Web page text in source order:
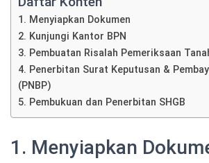
1. Menyiapkan Dokumen
2. Kunjungi Kantor BPN
3. Pembuatan Risalah Pemeriksaan
4. Penerbitan Surat Keputusan &
(PNBP)
5. Pembukuan dan Penerbitan SHGB
1. Menyiapkan